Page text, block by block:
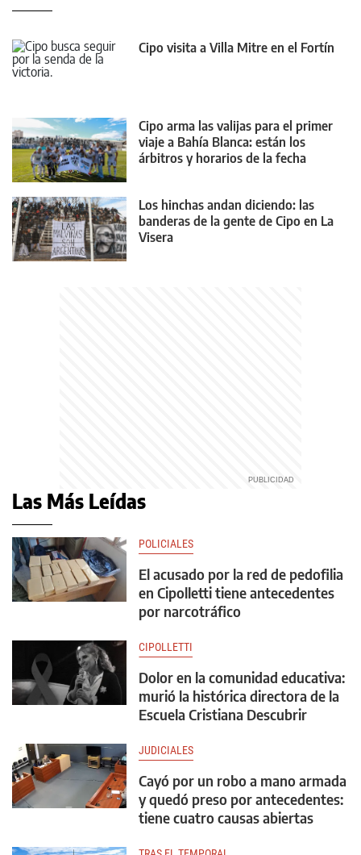
Cipo visita a Villa Mitre en el Fortín
Cipo arma las valijas para el primer
viaje a Bahía Blanca: están los
árbitros y horarios de la fecha
Los hinchas andan diciendo: las
banderas de la gente de Cipo en La
Visera
Las Más Leídas
POLICIALES
El acusado por la red de pedofilia
en Cipolletti tiene antecedentes
por narcotráfico
CIPOLLETTI
Dolor en la comunidad educativa:
murió la histórica directora de la
Escuela Cristiana Descubrir
JUDICIALES
Cayó por un robo a mano armada
y quedó preso por antecedentes:
tiene cuatro causas abiertas